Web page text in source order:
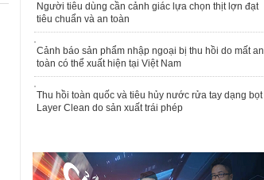
Người tiêu dùng cần cảnh giác lựa chọn thịt lợn đạt
tiêu chuẩn và an toàn
Cảnh báo sản phẩm nhập ngoại bị thu hồi do mất an
toàn có thể xuất hiện tại Việt Nam
Thu hồi toàn quốc và tiêu hủy nước rửa tay dạng bọt
Layer Clean do sản xuất trái phép